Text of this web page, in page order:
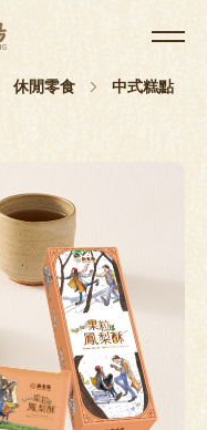
休閒零食
中式糕點